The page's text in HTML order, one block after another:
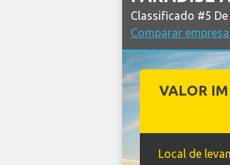
Classificado #5 De
Comparar
VALOR
Local de